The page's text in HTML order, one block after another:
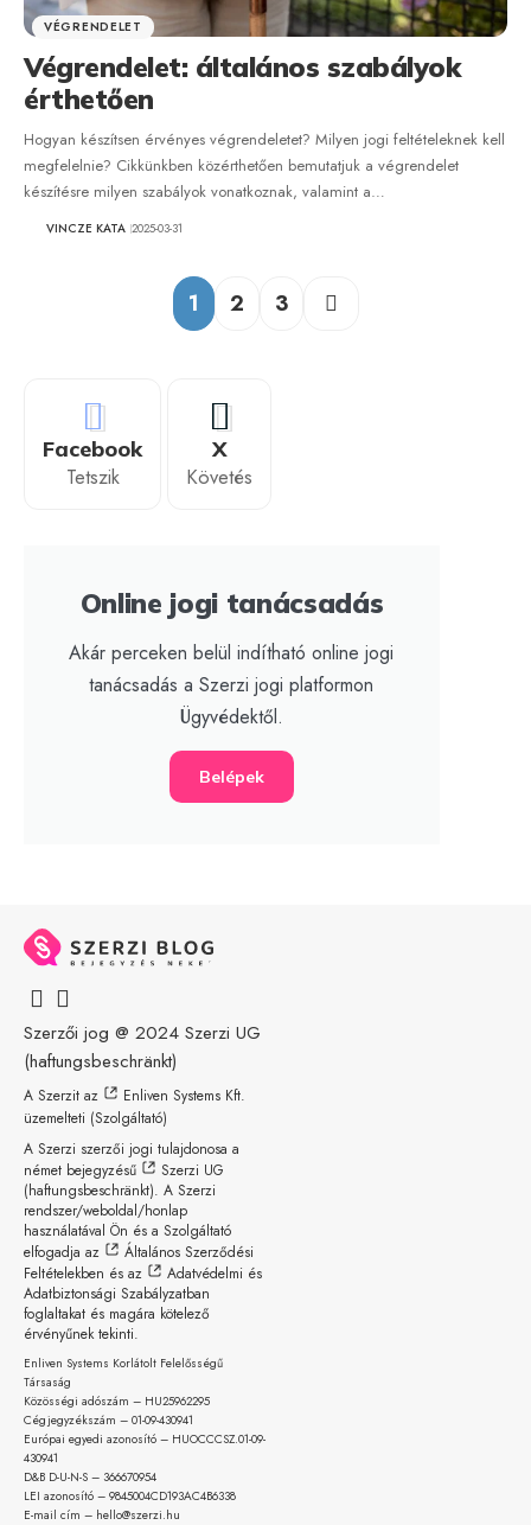
VÉGRENDELET
Végrendelet: általános szabályok
érthetően
Hogyan készítsen érvényes végrendeletet? Milyen jogi feltételeknek kell
megfelelnie? Cikkünkben közérthetően bemutatjuk a végrendelet
készítésre milyen szabályok vonatkoznak, valamint a…
VINCZE KATA 2025-03-31
1 2 3
Facebook
Tetszik
X
Követés
Online jogi tanácsadás
Akár perceken belül indítható online jogi
tanácsadás a Szerzi jogi platformon
Ügyvédektől.
Belépek
Szerzői jog @ 2024 Szerzi UG
(haftungsbeschränkt)
A Szerzit az
Enliven Systems Kft.
üzemelteti (Szolgáltató)
A Szerzi szerzői jogi tulajdonosa a
német bejegyzésű
Szerzi UG
(haftungsbeschränkt). A Szerzi
rendszer/weboldal/honlap
használatával Ön és a Szolgáltató
elfogadja az
Általános Szerződési
Feltételekben és az
Adatvédelmi és
Adatbiztonsági Szabályzatban
foglaltakat és magára kötelező
érvényűnek tekinti.
Enliven Systems Korlátolt Felelősségű
Társaság
Közösségi adószám – HU25962295
Cégjegyzékszám – 01-09-430941
Európai egyedi azonosító – HUOCCCSZ.01-09-
430941
D&B D-U-N-S – 366670954
LEI azonosító – 9845004CD193AC4B6338
E-mail cím – hello@szerzi.hu